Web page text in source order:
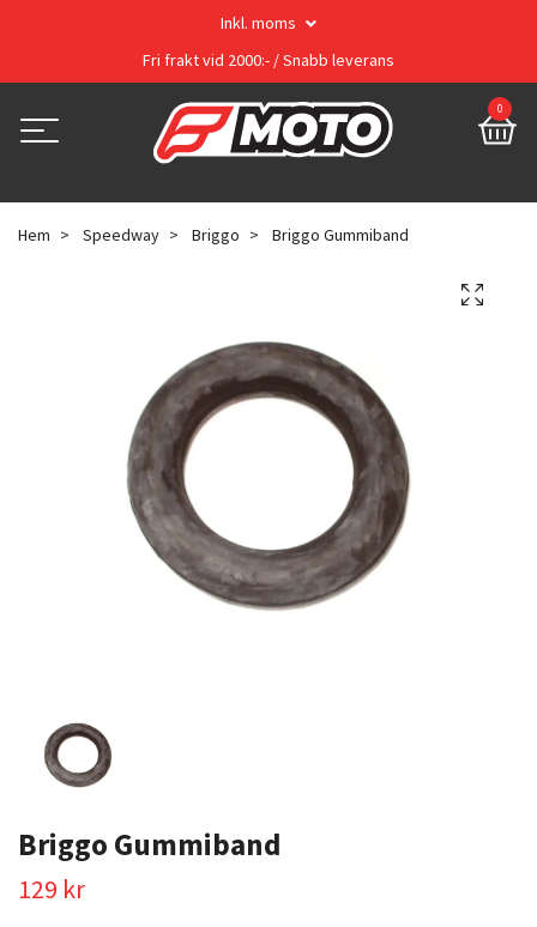
Inkl. moms
Fri frakt vid 2000:- / Snabb leverans
0
Hem Speedway Briggo Briggo Gummiband
Briggo Gummiband
129 kr